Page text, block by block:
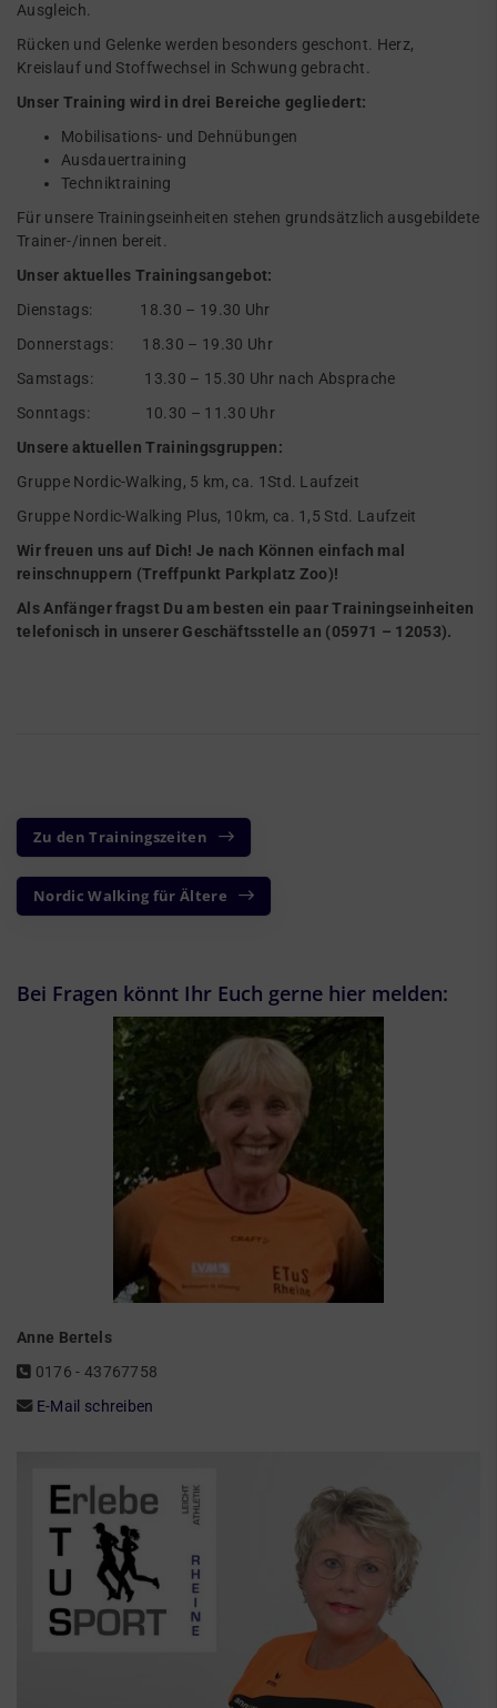
Ausgleich.
Rücken und Gelenke werden besonders geschont. Herz,
Kreislauf und Stoffwechsel in Schwung gebracht.
Unser Training wird in drei Bereiche gegliedert:
Mobilisations- und Dehnübungen
Ausdauertraining
Techniktraining
Für unsere Trainingseinheiten stehen grundsätzlich ausgebildete
Trainer-/innen bereit.
Unser aktuelles Trainingsangebot:
Dienstags: 18.30 – 19.30 Uhr
Donnerstags: 18.30 – 19.30 Uhr
Samstags: 13.30 – 15.30 Uhr nach Absprache
Sonntags: 10.30 – 11.30 Uhr
Unsere aktuellen Trainingsgruppen:
Gruppe Nordic-Walking, 5 km, ca. 1Std. Laufzeit
Gruppe Nordic-Walking Plus, 10km, ca. 1,5 Std. Laufzeit
Wir freuen uns auf Dich! Je nach Können einfach mal
reinschnuppern (Treffpunkt Parkplatz Zoo)!
Als Anfänger fragst Du am besten ein paar Trainingseinheiten
telefonisch in unserer Geschäftsstelle an (05971 – 12053).
Zu den Trainingszeiten
Nordic Walking für Ältere
Bei Fragen könnt Ihr Euch gerne hier melden:
Anne Bertels
0176 - 43767758
E-Mail schreiben